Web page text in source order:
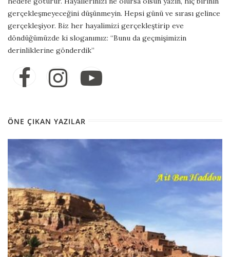
gerçekleşmeyeceğini düşünmeyin. Hepsi günü ve sırası gelince
gerçekleşiyor. Biz her hayalimizi gerçekleştirip eve
döndüğümüzde ki sloganımız: “Bunu da geçmişimizin
derinliklerine gönderdik”
ÖNE ÇIKAN YAZILAR